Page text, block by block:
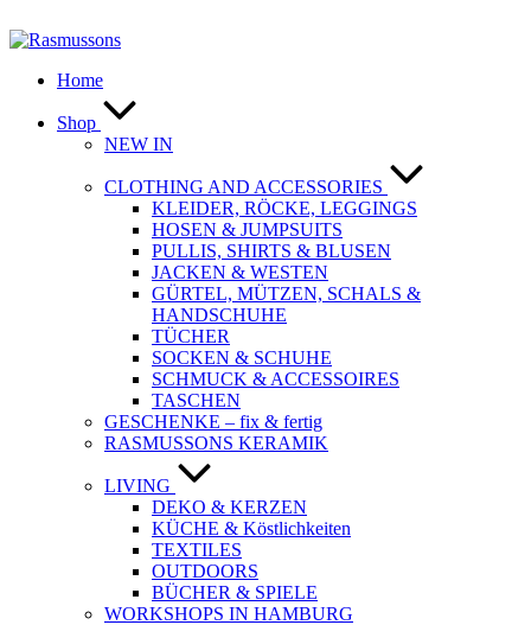
Inhalt
Home
Shop
NEW IN
CLOTHING AND ACCESSORIES
KLEIDER, RÖCKE, LEGGINGS
HOSEN & JUMPSUITS
PULLIS, SHIRTS & BLUSEN
JACKEN & WESTEN
GÜRTEL, MÜTZEN, SCHALS &
HANDSCHUHE
TÜCHER
SOCKEN & SCHUHE
SCHMUCK & ACCESSOIRES
TASCHEN
GESCHENKE – fix & fertig
RASMUSSONS KERAMIK
LIVING
DEKO & KERZEN
KÜCHE & Köstlichkeiten
TEXTILES
OUTDOORS
BÜCHER & SPIELE
WORKSHOPS IN HAMBURG